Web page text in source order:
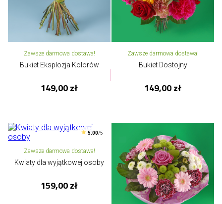
Zawsze darmowa dostawa!
Bukiet Eksplozja Kolorów
149,00 zł
Zawsze darmowa dostawa!
Bukiet Dostojny
149,00 zł
5.00/5
Zawsze darmowa dostawa!
Kwiaty dla wyjątkowej osoby
159,00 zł